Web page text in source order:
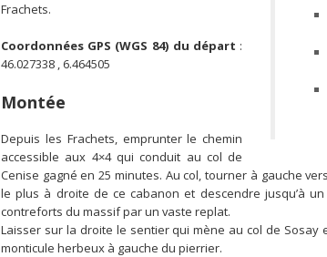
Frachets.
Coordonnées GPS (WGS 84) du départ :
46.027338 , 6.464505
Montée
Depuis les Frachets, emprunter le chemin
accessible aux 4×4 qui conduit au col de
Cenise gagné en 25 minutes. Au col, tourner à gauche
le plus à droite de ce cabanon et descendre jusqu’à
contreforts du massif par un vaste replat.
Laisser sur la droite le sentier qui mène au col de
monticule herbeux à gauche du pierrier.